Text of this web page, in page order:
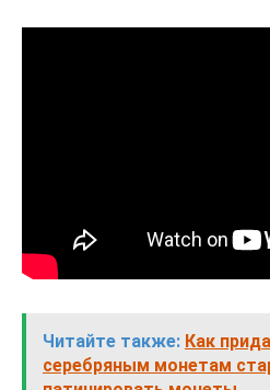
Читайте также: Как
серебряным монетам